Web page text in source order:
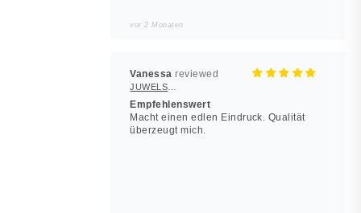
vor 2 Monaten
Vanessa
Empfehlenswert
Macht einen edlen Eindruck. Qualität
überzeugt mich.